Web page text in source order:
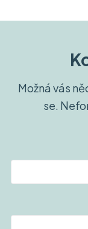
Možná vás
se.